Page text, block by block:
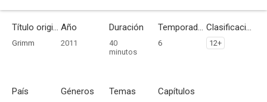
Título original
Grimm
Año
2011
Duración
40
minutos
Temporadas
6
Clasificación por edades
12+
País Géneros Temas Capítulos